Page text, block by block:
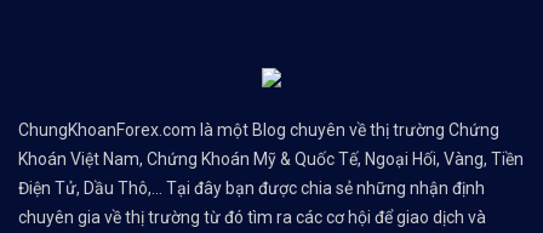
ChungKhoanForex.com là một Blog chuyên về thị trường Chứng
Khoán Việt Nam, Chứng Khoán Mỹ & Quốc Tế, Ngoại Hối, Vàng, Tiền
Điện Tử, Dầu Thô,... Tại đây bạn được chia sẻ những nhận định
chuyên gia về thị trường từ đó tìm ra các cơ hội để giao dịch và